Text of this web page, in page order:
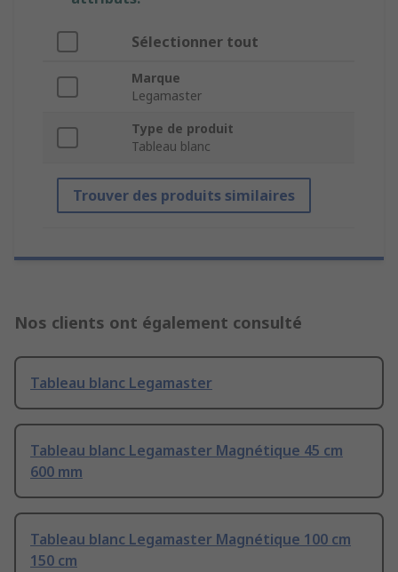
Sélectionner tout
Marque
Legamaster
Type de produit
Tableau blanc
Trouver des produits similaires
Nos clients ont également consulté
Tableau blanc Legamaster
Tableau blanc Legamaster Magnétique 45 cm
600 mm
Tableau blanc Legamaster Magnétique 100 cm
150 cm